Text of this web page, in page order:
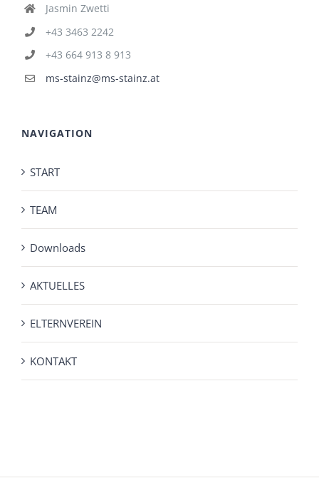
Jasmin Zwetti
+43 3463 2242
+43 664 913 8 913
ms-stainz@ms-stainz.at
NAVIGATION
START
TEAM
Downloads
AKTUELLES
ELTERNVEREIN
KONTAKT